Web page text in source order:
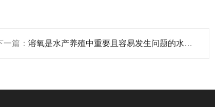
一篇：溶氧是水产养殖中重要且容易发生问题的水质因子之一